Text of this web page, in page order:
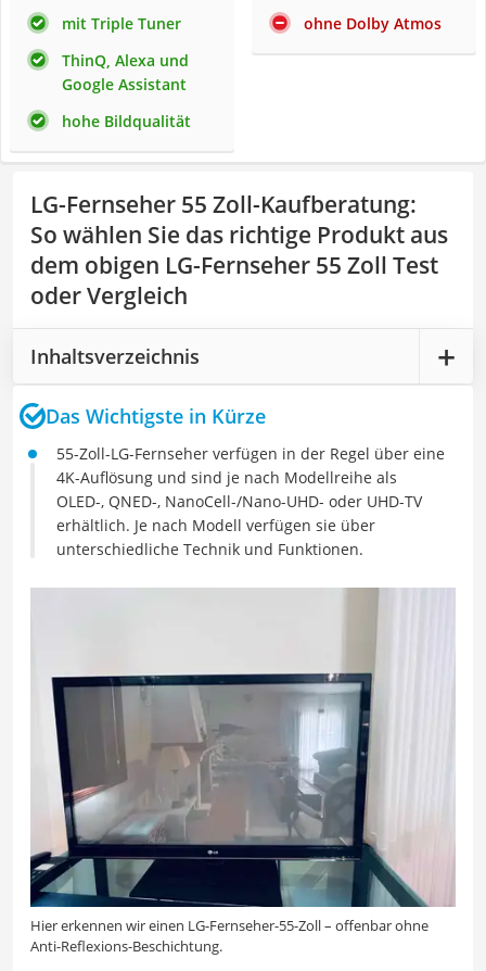
mit Triple Tuner
ThinQ, Alexa und
Google Assistant
hohe Bildqualität
ohne Dolby Atmos
LG-Fernseher 55 Zoll-Kaufberatung:
So wählen Sie das richtige Produkt aus
dem obigen LG-Fernseher 55 Zoll Test
oder Vergleich
Inhaltsverzeichnis
Das Wichtigste in Kürze
55-Zoll-LG-Fernseher verfügen in der Regel über eine
4K-Auflösung und sind je nach Modellreihe als
OLED-, QNED-, NanoCell-/Nano-UHD- oder UHD-TV
erhältlich. Je nach Modell verfügen sie über
unterschiedliche Technik und Funktionen.
Hier erkennen wir einen LG-Fernseher-55-Zoll – offenbar ohne
Anti-Reflexions-Beschichtung.